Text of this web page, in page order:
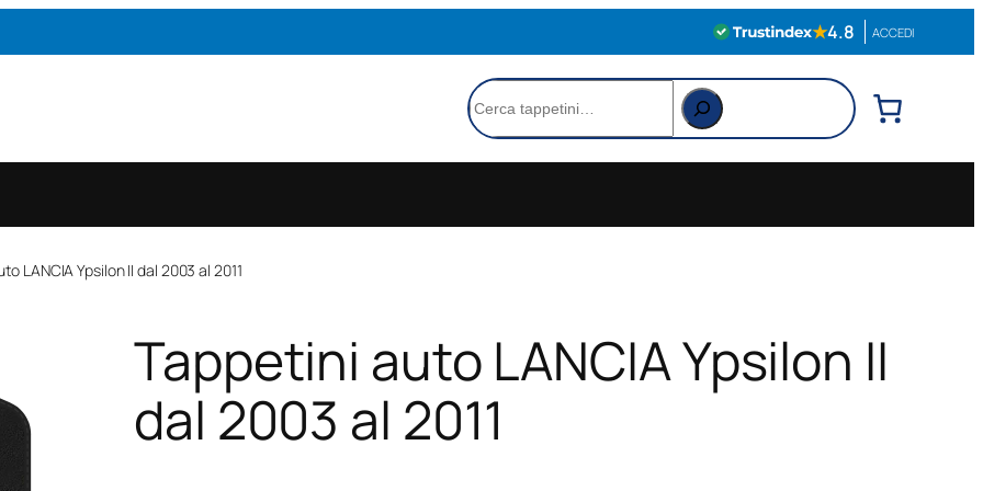
★4.8 ACCEDI
Cerca
LANCIA Ypsilon II dal 2003 al 2011
Tappetini auto LANCIA Ypsilon II
dal 2003 al 2011